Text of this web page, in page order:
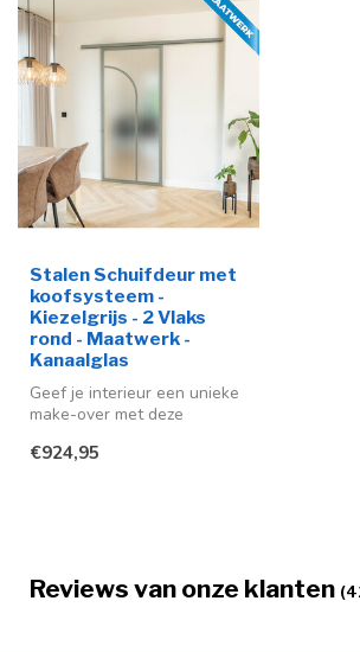
Stalen Schuifdeur met
koofsysteem -
Kiezelgrijs - 2 Vlaks
rond - Maatwerk -
Kanaalglas
Geef je interieur een unieke
make-over met deze
...
€924,95
Reviews van onze klanten